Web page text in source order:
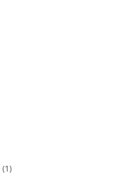
(1)